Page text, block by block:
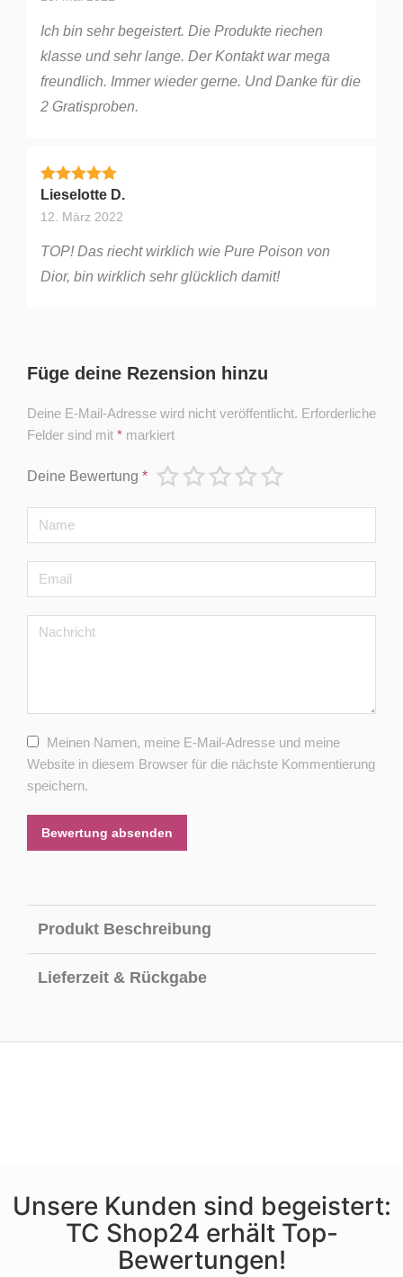
Ich bin sehr begeistert. Die Produkte riechen
klasse und sehr lange. Der Kontakt war mega
freundlich. Immer wieder gerne. Und Danke für die
2 Gratisproben.
Bewertet mit5
Lieselotte D.
12. März 2022
TOP! Das riecht wirklich wie Pure Poison von
Dior, bin wirklich sehr glücklich damit!
Füge deine Rezension hinzu
Deine E-Mail-Adresse wird nicht veröffentlicht. Erforderliche
Felder sind mit * markiert
Deine Bewertung *
Meinen Namen, meine E-Mail-Adresse und meine
Website in diesem Browser für die nächste Kommentierung
speichern.
Bewertung absenden
Produkt Beschreibung
Lieferzeit & Rückgabe
Unsere Kunden sind begeistert:
TC Shop24 erhält Top-
Bewertungen!